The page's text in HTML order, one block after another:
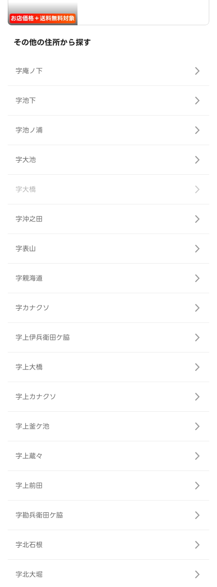
お店価格＋送料無料対象
その他の住所から探す
字庵ノ下
字池下
字池ノ浦
字大池
字大橋
字沖之田
字表山
字親海道
字カナクソ
字上伊兵衛田ケ脇
字上大橋
字上カナクソ
字上釜ケ池
字上蔵々
字上前田
字勘兵衛田ケ脇
字北石根
字北大堀